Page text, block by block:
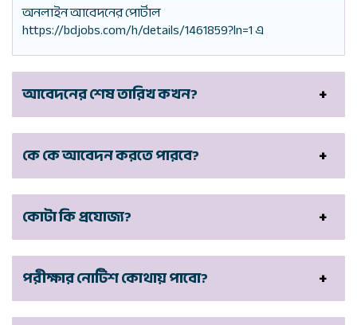
অনলাইন আবেদনের পোর্টাল
https://bdjobs.com/h/details/1461859?ln=1 এ
আবেদনের শেষ তারিখ কখন?
কে কে আবেদন করতে পারবে?
কোটা কি প্রযোজ্য?
পরীক্ষার নোটিশ কোথায় পাবো?